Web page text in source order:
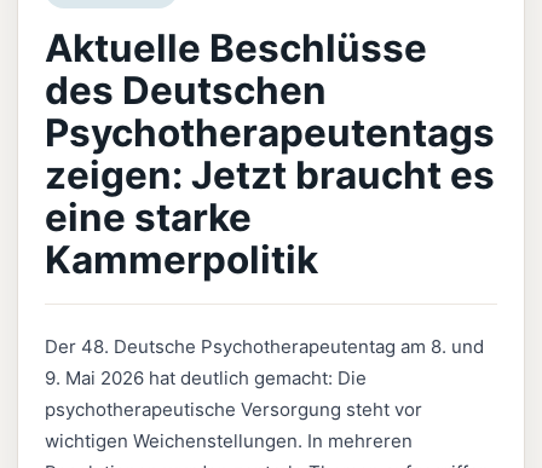
Aktuelle Beschlüsse
des Deutschen
Psychotherapeutentags
zeigen: Jetzt braucht es
eine starke
Kammerpolitik
Der 48. Deutsche Psychotherapeutentag am 8. und
9. Mai 2026 hat deutlich gemacht: Die
psychotherapeutische Versorgung steht vor
wichtigen Weichenstellungen. In mehreren